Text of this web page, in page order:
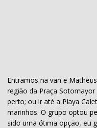
Entramos na van e
região da Praça
perto; ou ir até a Playa
marinhos. O grupo optou
sido uma ótima opção, eu